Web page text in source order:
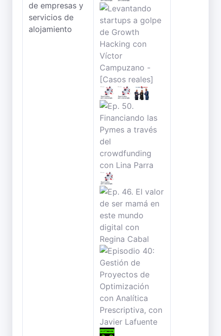
de empresas y
servicios de
alojamiento